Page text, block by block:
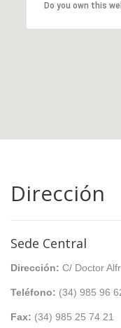
Do you own this
Dirección
Sede Central
Dirección: C/ Doctor
Teléfono: (34) 985 96
Fax: (34) 985 25 74 21